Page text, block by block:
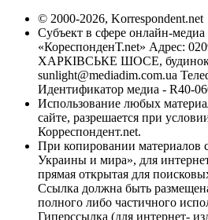
© 2000-2026, Korrespondent.net
Субъект в сфере онлайн-
«КореспонденТ.net» Адрес:
ХАРКІВСЬКЕ ШОСЕ, будинок
sunlight@mediadim.com.ua
Идентификатор медиа - R40-
Использование любых
сайте, разрешается при
Корреспондент.net.
При копировании материалов
Украины и мира», для
прямая открытая для
Ссылка должна быть
полного либо частичного
Гиперссылка (для интернет-